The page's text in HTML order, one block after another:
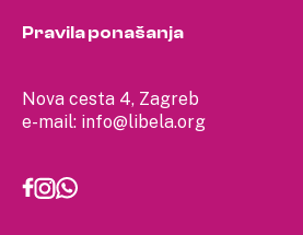
Nova cesta 4, Zagreb
e-mail: info@libela.org
Pravila ponašanja